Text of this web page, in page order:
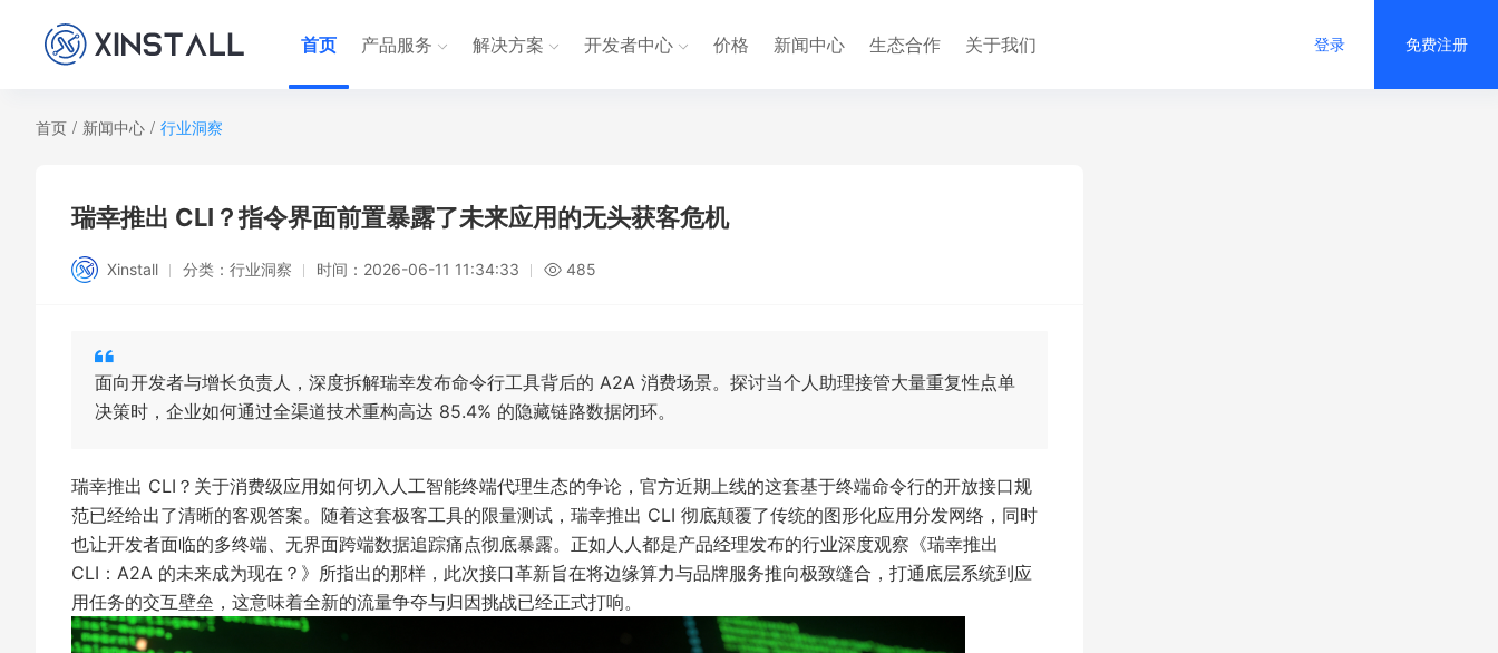
首页 产品服务 解决方案 开发者中心 价格 新闻中心 生态合作 关于我们 登录 免费注册
首页 / 新闻中心 / 行业洞察
瑞幸推出 CLI？指令界面前置暴露了未来应用的无头获客危机
Xinstall 分类： 行业洞察 时间： 2026-06-11 11:34:33 485
面向开发者与增长负责人，深度拆解瑞幸发布命令行工具背后的 A2A 消费场景。探讨当个人助理接管大量重复性点单
决策时，企业如何通过全渠道技术重构高达 85.4% 的隐藏链路数据闭环。
瑞幸推出 CLI？关于消费级应用如何切入人工智能终端代理生态的争论，官方近期上线的这套基于终端命令行的开放接口规
范已经给出了清晰的客观答案。随着这套极客工具的限量测试，瑞幸推出 CLI 彻底颠覆了传统的图形化应用分发网络，同时
也让开发者面临的多终端、无界面跨端数据追踪痛点彻底暴露。正如人人都是产品经理发布的行业深度观察《瑞幸推出
CLI：A2A 的未来成为现在？》 所指出的那样，此次接口革新旨在将边缘算力与品牌服务推向极致缝合，打通底层系统到应
用任务的交互壁垒，这意味着全新的流量争夺与归因挑战已经正式打响。